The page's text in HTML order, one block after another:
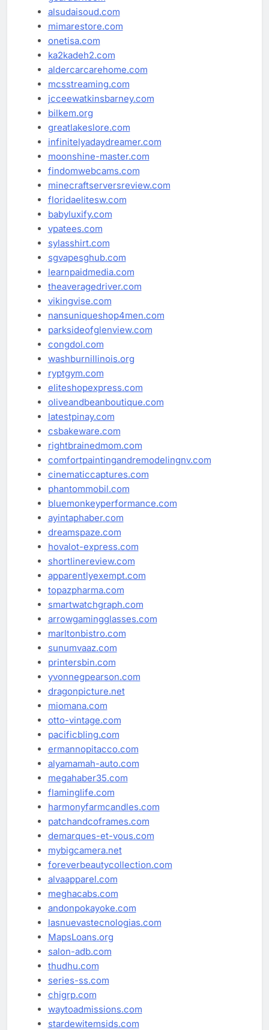
alsudaisoud.com
mimarestore.com
onetisa.com
ka2kadeh2.com
aldercarcarehome.com
mcsstreaming.com
jcceewatkinsbarney.com
bilkem.org
greatlakeslore.com
infinitelyadaydreamer.com
moonshine-master.com
findomwebcams.com
minecraftserversreview.com
floridaelitesw.com
babyluxify.com
vpatees.com
sylasshirt.com
sgvapesghub.com
learnpaidmedia.com
theaveragedriver.com
vikingvise.com
nansuniqueshop4men.com
parksideofglenview.com
congdol.com
washburnillinois.org
ryptgym.com
eliteshopexpress.com
oliveandbeanboutique.com
latestpinay.com
csbakeware.com
rightbrainedmom.com
comfortpaintingandremodelingnv.com
cinematiccaptures.com
phantommobil.com
bluemonkeyperformance.com
ayintaphaber.com
dreamspaze.com
hovalot-express.com
shortlinereview.com
apparentlyexempt.com
topazpharma.com
smartwatchgraph.com
arrowgamingglasses.com
marltonbistro.com
sunumvaaz.com
printersbin.com
yvonnegpearson.com
dragonpicture.net
miomana.com
otto-vintage.com
pacificbling.com
ermannopitacco.com
alyamamah-auto.com
megahaber35.com
flaminglife.com
harmonyfarmcandles.com
patchandcoframes.com
demarques-et-vous.com
mybigcamera.net
foreverbeautycollection.com
alvaapparel.com
meghacabs.com
andonpokayoke.com
lasnuevastecnologias.com
MapsLoans.org
salon-adb.com
thudhu.com
series-ss.com
chigrp.com
waytoadmissions.com
stardewitemsids.com